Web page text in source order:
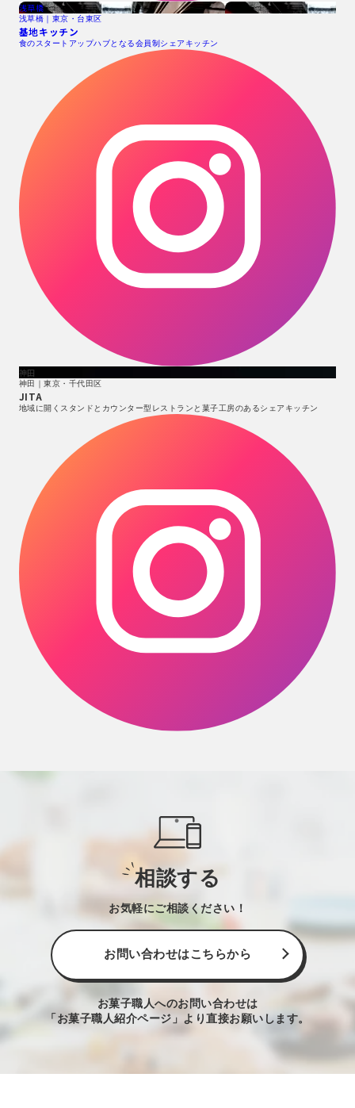
浅草橋
浅草橋｜東京・台東区
基地キッチン
食のスタートアップハブとなる会員制シェアキッチン
神田
神田｜東京・千代田区
JITA
地域に開くスタンドとカウンター型レストランと菓子工房のあるシェアキッチン
相談する
お気軽にご相談ください！
お問い合わせはこちらから
お菓子職人へのお問い合わせは
「お菓子職人紹介ページ」より直接お願いします。